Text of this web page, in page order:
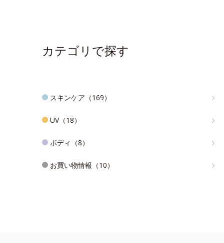
カテゴリで探す
スキンケア（169）
UV（18）
ボディ（8）
お買い物情報（10）